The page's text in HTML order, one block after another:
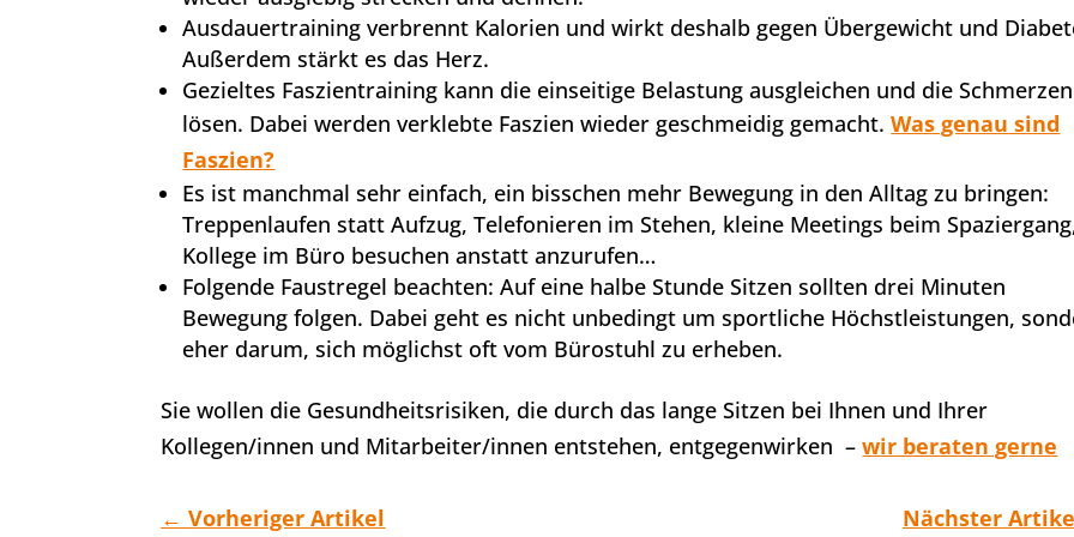
Ausdauertraining verbrennt Kalorien und wirkt deshalb gegen Übergewicht und
Außerdem stärkt es das Herz.
Gezieltes Faszientraining kann die einseitige Belastung ausgleichen und die Schmerzen
lösen. Dabei werden verklebte Faszien wieder geschmeidig gemacht.Was genau sind
Faszien?
Es ist manchmal sehr einfach, ein bisschen mehr Bewegung in den Alltag zu bringen:
Treppenlaufen statt Aufzug, Telefonieren im Stehen, kleine Meetings beim
Kollege im Büro besuchen anstatt anzurufen…
Folgende Faustregel beachten: Auf eine halbe Stunde Sitzen sollten drei Minuten
Bewegung folgen. Dabei geht es nicht unbedingt um sportliche Höchstleistungen,
eher darum, sich möglichst oft vom Bürostuhl zu erheben.
Sie wollen die Gesundheitsrisiken, die durch das lange Sitzen bei Ihnen und Ihrer
Kollegen/innen und Mitarbeiter/innen entstehen, entgegenwirken –wir beraten gerne
←Vorheriger Artikel Nächster